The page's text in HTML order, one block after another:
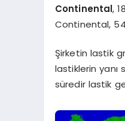
Continental,
Continental,
Şirketin lastik
lastiklerin yanı
süredir lastik